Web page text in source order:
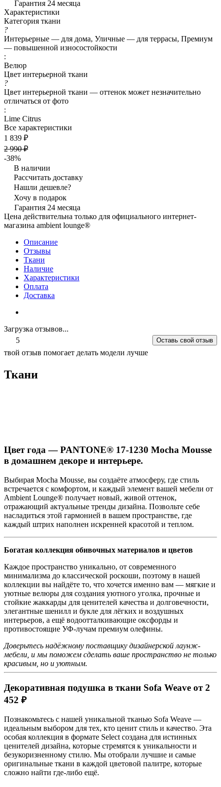
Гарантия 24 месяца
Характеристики
Категория ткани
?
Интерьерные — для дома, Уличные — для террасы, Премиум
— повышенной износостойкости
:
Велюр
Цвет интерьерной ткани
?
Цвет интерьерной ткани — оттенок может незначительно
отличаться от фото
:
Lime Citrus
Все характеристики
1 839 ₽
2 990 ₽
-38%
В наличии
Рассчитать доставку
Нашли дешевле?
Хочу в подарок
Гарантия 24 месяца
Цена действительна только для официального интернет-
магазина ambient lounge®
Описание
Отзывы
Ткани
Наличие
Характеристики
Оплата
Доставка
Загрузка отзывов...
5
Оставь свой отзыв
твой отзыв помогает делать модели лучше
Ткани
Цвет года — PANTONE® 17-1230 Mocha Mousse
в домашнем декоре и интерьере.
Выбирая Mocha Mousse, вы создаёте атмосферу, где стиль
встречается с комфортом, и каждый элемент вашей мебели от
Ambient Lounge® получает новый, живой оттенок,
отражающий актуальные тренды дизайна. Позвольте себе
насладиться этой гармонией в вашем пространстве, где
каждый штрих наполнен искренней красотой и теплом.
Богатая коллекция обивочных материалов и цветов
Каждое пространство уникально, от современного
минимализма до классической роскоши, поэтому в нашей
коллекции вы найдёте то, что хочется именно вам — мягкие и
уютные велюры для создания уютного уголка, прочные и
стойкие жаккарды для ценителей качества и долговечности,
элегантные шенилл и букле для лёгких и воздушных
интерьеров, а ещё водоотталкивающие оксфорды и
противостоящие УФ-лучам премиум олефины.
Доверьтесь надёжному поставщику дизайнерской лаунж-
мебели, и мы поможем сделать ваше пространство не только
красивым, но и уютным.
Декоративная подушка в ткани Sofa Weave от 2
452 ₽
Познакомьтесь с нашей уникальной тканью Sofa Weave —
идеальным выбором для тех, кто ценит стиль и качество. Эта
особая коллекция в формате Select создана для истинных
ценителей дизайна, которые стремятся к уникальности и
безукоризненному стилю. Мы отобрали лучшие и самые
оригинальные ткани в каждой цветовой палитре, которые
сложно найти где-либо ещё.